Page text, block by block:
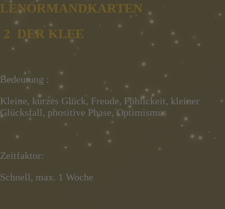
LENORMANDKARTEN
2 DER KLEE
Bedeutung :
Kleine, kurzes Glück, Freude, Föhlickeit, kleiner
Glücksfall, phositive Phase, Optimismus
Zeitfaktor:
Schnell, max. 1 Woche